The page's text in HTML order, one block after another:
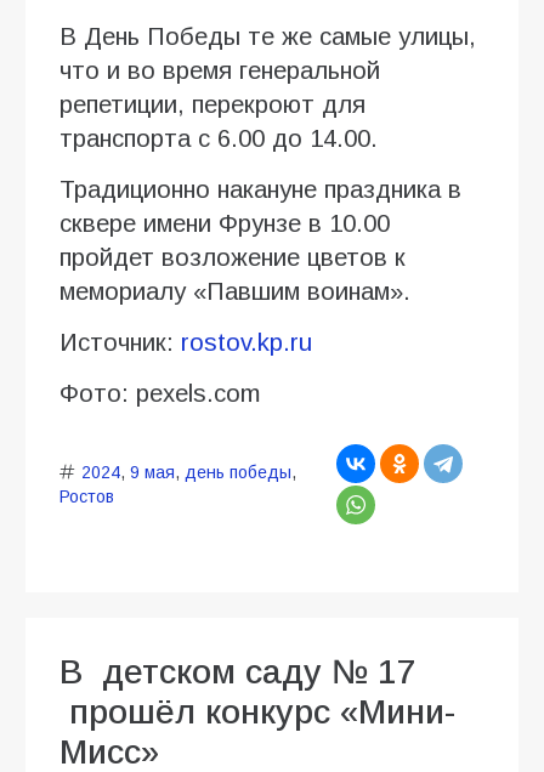
В День Победы те же самые улицы,
что и во время генеральной
репетиции, перекроют для
транспорта с 6.00 до 14.00.
Традиционно накануне праздника в
сквере имени Фрунзе в 10.00
пройдет возложение цветов к
мемориалу «Павшим воинам».
Источник: rostov.kp.ru
Фото: pexels.com
2024, 9 мая, день победы,
Ростов
В детском саду № 17
прошёл конкурс «Мини-
Мисс»